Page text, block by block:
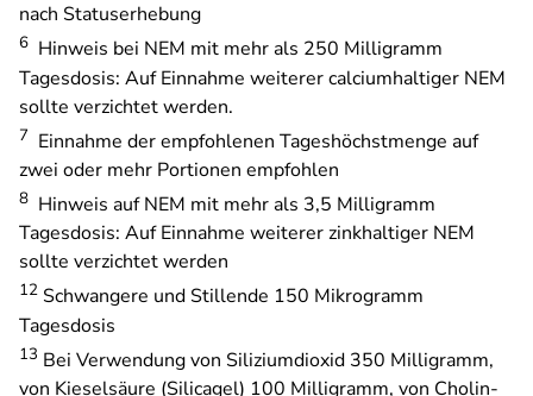
nach Statuserhebung
6 Hinweis bei NEM mit mehr als 250 Milligramm
Tagesdosis: Auf Einnahme weiterer calciumhaltiger NEM
sollte verzichtet werden.
7 Einnahme der empfohlenen Tageshöchstmenge auf
zwei oder mehr Portionen empfohlen
8 Hinweis auf NEM mit mehr als 3,5 Milligramm
Tagesdosis: Auf Einnahme weiterer zinkhaltiger NEM
sollte verzichtet werden
12 Schwangere und Stillende 150 Mikrogramm
Tagesdosis
13 Bei Verwendung von Siliziumdioxid 350 Milligramm,
von Kieselsäure (Silicagel) 100 Milligramm, von Cholin-